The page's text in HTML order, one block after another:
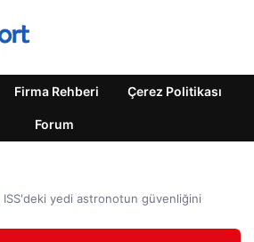
Firma Rehberi Çerez Politikası
Forum
ISS'deki yedi astronotun güvenliğini